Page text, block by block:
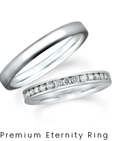
Premium Eternity Ring